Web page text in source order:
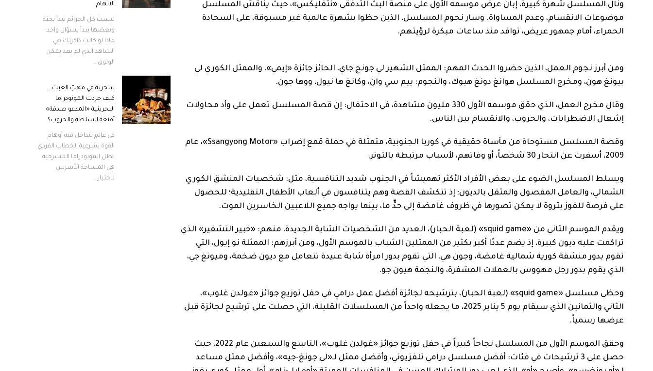
ونال المسلسل شهرة كبيرة، إبان عرض موسمه الأول على منصة البث التدفقي «نتفليكس»، حيث يناقش المسلسل
موضوعات الانقسام، وعدم المساواة. وسار نجوم المسلسل، الذين حظوا بشهرة عالمية غير مسبوقة، على السجادة
الحمراء، أمام جمهور عريض، توافد منذ ساعات مبكرة لرؤيتهم.
ومن أبرز نجوم العمل، الذين حضروا الحدث المهم: الممثل الشهير لي جونج جاي، الحائز جائزة «إيمي»، والممثل الكوري لي
بيونغ هون، ومخرج المسلسل هوانغ دونغ هيوك، والنجوم: ييم سي وان، وكانغ ها نيول، ووها جون.
وقال مخرج العمل، الذي حقق موسمه الأول 330 مليون مشاهدة، في الاحتفال: إن قصة المسلسل تعمل على وأد محاولات
إشعال الاضطرابات، والحروب، والانقسام بين الناس.
وقصة المسلسل مستوحاة من مأساة حقيقية في كوريا الجنوبية، متمثلة في حملة قمع إضراب «Ssangyong Motor»، عام
2009، أسفرت عن انتحار 30 شخصاً، أو وفاتهم، لأسباب مرتبطة بالتوتر.
ويسلط المسلسل الضوء على بعض الأفراد الأكثر تهميشاً في الجنوب شديد التنافسية، مثل: شخصيات المنشق الكوري
الشمالي، والعامل المفصول والمثقل بالديون؛ إذ تتكشف القصة وهم يتنافسون في ألعاب الأطفال التقليدية؛ للحصول
على فرصة للفوز بثروة لا يمكن تصورها في ظروف غامضة إلى حدٍّ ما، بينما يواجه جميع اللاعبين الخاسرين الموت.
ويقدم الموسم الثاني من «squid game» (لعبة الحبار)، العديد من الشخصيات الشابة الجديدة، منهم: «خبير التشفير» الذي
تراكمت عليه ديون كبيرة، إذ يضم عددًا أكبر بكثير من الممثلين الشباب بالموسم الأول، ومن أبرزهم: الممثلة نو إيول، التي
تقوم بدور منشقة كورية شمالية غامضة، وجون هي، التي تقوم بدور امرأة شابة عنيدة تتعامل مع ديون ضخمة، وميونغ جي،
الذي يقوم بدور رجل مهووس بالعملات المشفرة، والنجمة هيون جو.
وحظي مسلسل «squid game» (لعبة الحبار)، بترشيحه لجائزة أفضل عمل درامي في حفل توزيع جوائز «غولدن غلوب»،
الثاني والثمانين الذي سيقام يوم 5 يناير 2025، ما يجعله واحداً من المسلسلات القليلة، التي حصلت على ترشيح لجائزة قبل
عرضها رسمياً.
وحقق الموسم الأول من المسلسل نجاحاً كبيراً في حفل توزيع جوائز «غولدن غلوب»، التاسع والسبعين عام 2022، حيث
حصل على 3 ترشيحات في فئات: أفضل مسلسل درامي تلفزيوني، وأفضل ممثل لـ«لي جونغ-جيه»، وأفضل ممثل مساعد
الاتهام
ليست كل الجرائم تبدأ بجثة
وبعضها يبدأ بسؤال واحد:
ماذا لو كانت ذاكرتك هي
الشاهد الذي لم يعد يمكن
الوثوق...
سخرية في مهبّ العبث…
كيف جردت المونودراما
البحرينية «المدعو صدفة»
أقنعة السلطة والحروب؟
في عالمٍ تتداخل فيه أوهام
القوة بشرعية الخطاب الفردي
تظل المونودراما المسرحية
هي المساحة الأشرس
لاختبار...